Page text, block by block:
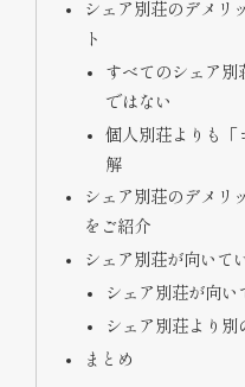
シェア別荘のデメリ
ト
すべてのシェア別
ではない
個人別荘よりも「
解
シェア別荘のデメリ
をご紹介
シェア別荘が向いて
シェア別荘が向い
シェア別荘より
まとめ